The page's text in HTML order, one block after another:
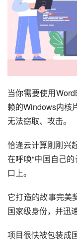
当你需要使用
赖的Windows内核
无法窃取、攻击。
恰逢云计算刚刚兴
在呼唤“中国自己
口上。
它打造的故事完美
国家级身份，并迅
项目很快被包装成